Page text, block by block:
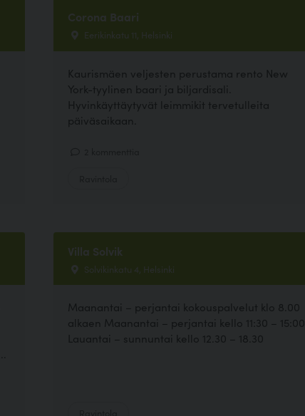
Corona Baari
Eerikinkatu 11, Helsinki
Kaurismäen veljesten perustama rento New
York-tyylinen baari ja biljardisali.
Hyvinkäyttäytyvät leimmikit tervetulleita
päiväsaikaan.
Villa Solvik
Solvikinkatu 4, Helsinki
Maanantai – perjantai kokouspalvelut klo 8.00
alkaen Maanantai – perjantai kello 11:30 – 15:00
Lauantai – sunnuntai kello 12.30 – 18.30